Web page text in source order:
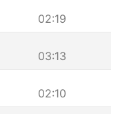
02:19
03:13
02:10